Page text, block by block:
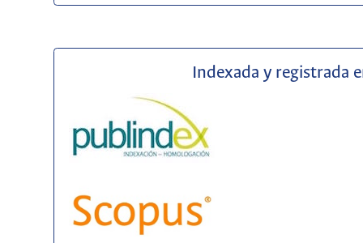
Indexada y registrada